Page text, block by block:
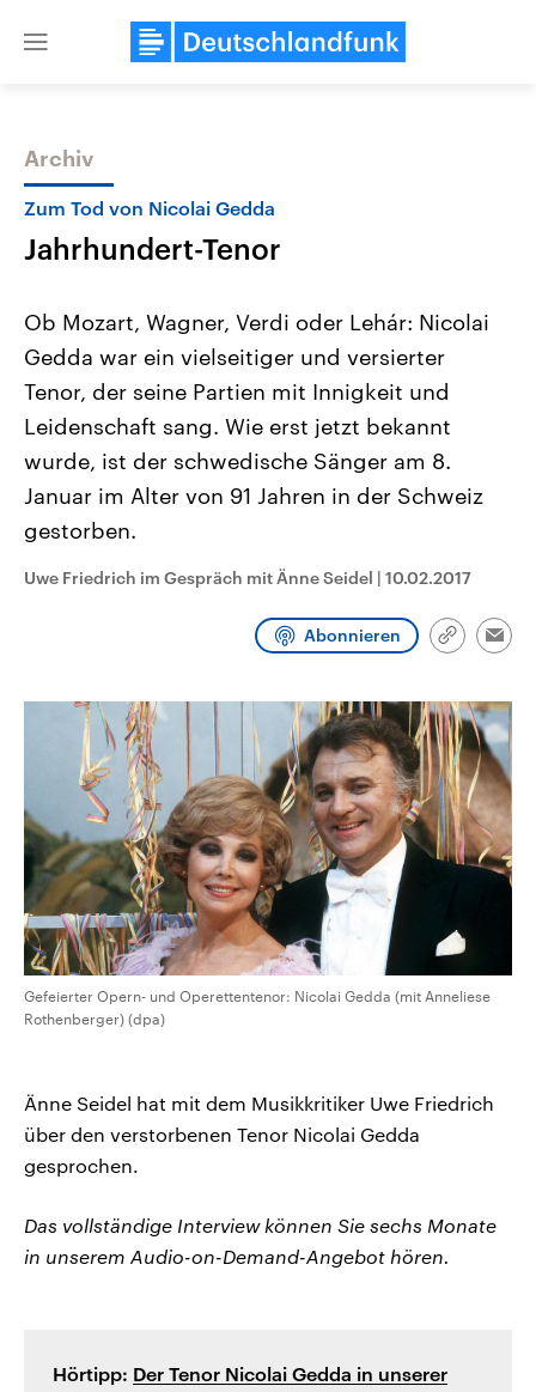
Close
Themen
Landtagswahl Sachsen-Anhalt
2026
Alle Informationen
Sachsen-Anhalt wählt am 6.
September 2026 einen neuen
Bundesland von einer Koalition aus
Umfragen, Prognosen,
Wahlprogramme, aktuelle Berichte
und Kandidaten der anstehenden
USA
Aktuelle Beiträge,
Hintergründe
Wirtschaftlich und
gehören die Vereinigten
Archiv
Zum Tod von Nicolai Gedda
Jahrhundert-Tenor
Ob Mozart, Wagner, Verdi oder Lehár: Nicolai
Gedda war ein vielseitiger und versierter
Tenor, der seine Partien mit Innigkeit und
Leidenschaft sang. Wie erst jetzt bekannt
wurde, ist der schwedische Sänger am 8.
Januar im Alter von 91 Jahren in der Schweiz
gestorben.
Uwe Friedrich im Gespräch mit Änne Seidel | 10.02.2017
Abonnieren
Link
Gefeierter Opern- und Operettentenor: Nicolai Gedda (mit Anneliese
Rothenberger) (dpa)
Änne Seidel hat mit dem Musikkritiker Uwe Friedrich
über den verstorbenen Tenor Nicolai Gedda
gesprochen.
Das vollständige Interview können Sie sechs Monate
in unserem Audio-on-Demand-Angebot hören.
Hörtipp: Der Tenor Nicolai Gedda in unserer